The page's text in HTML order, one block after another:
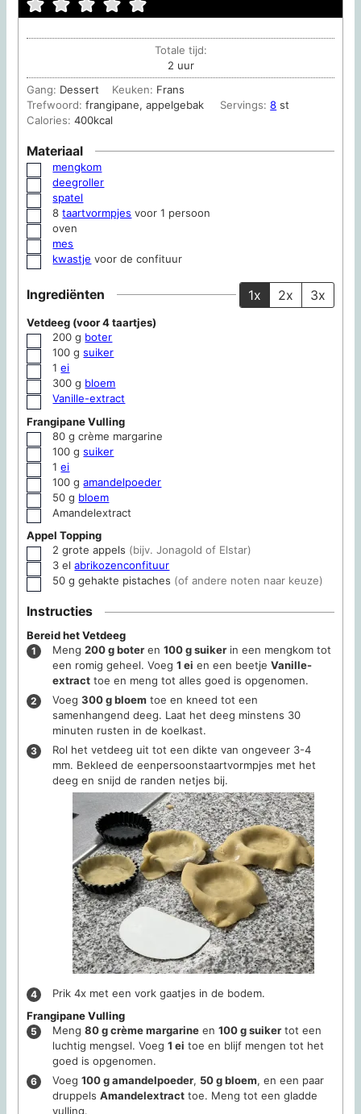
Totale tijd:
2uur
uur
Gang: Dessert Keuken: Frans
Trefwoord:frangipane, appelgebak Servings:8 st
Calories:400kcal
Materiaal
▢
mengkom
▢
deegroller
▢
spatel
▢
8taartvormpjes voor 1 persoon
▢
oven
▢
mes
▢
kwastje voor de confituur
Ingrediënten 1x 2x 3x
Vetdeeg (voor 4 taartjes)
▢
200 g boter
▢
100 g suiker
▢
1 ei
▢
300 g bloem
▢
Vanille-extract
Frangipane Vulling
▢
80 g crème margarine
▢
100 g suiker
▢
1 ei
▢
100 g amandelpoeder
▢
50 g bloem
▢
Amandelextract
Appel Topping
▢
2 grote appels (bijv. Jonagold of Elstar)
▢
3 el abrikozenconfituur
▢
50 g gehakte pistaches (of andere noten naar keuze)
Instructies
Bereid het Vetdeeg
Meng200 g boteren100 g suikerin een mengkom tot
een romig geheel. Voeg1 ei en een beetjeVanille-
extract toe en meng tot alles goed is opgenomen.
Voeg300 g bloem toe en kneed tot een
samenhangend deeg. Laat het deeg minstens 30
minuten rusten in de koelkast.
Rol het vetdeeg uit tot een dikte van ongeveer 3-4
mm. Bekleed de eenpersoonstaartvormpjes met het
deeg en snijd de randen netjes bij.
Prik 4x met een vork gaatjes in de bodem.
Frangipane Vulling
Meng80 g crème margarine en100 g suikertot een
luchtig mengsel. Voeg1 ei toe en blijf mengen tot het
goed is opgenomen.
Voeg100 g amandelpoeder, 50 g bloem, en een paar
druppelsAmandelextract toe. Meng tot een gladde
vulling.